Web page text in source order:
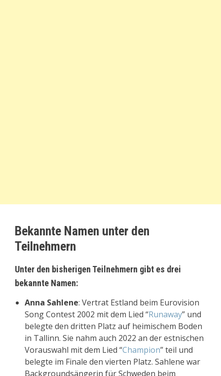
Bekannte Namen unter den
Teilnehmern
Unter den bisherigen Teilnehmern gibt es drei
bekannte Namen:
Anna Sahlene: Vertrat Estland beim Eurovision
Song Contest 2002 mit dem Lied “Runaway” und
belegte den dritten Platz auf heimischem Boden
in Tallinn. Sie nahm auch 2022 an der estnischen
Vorauswahl mit dem Lied “Champion” teil und
belegte im Finale den vierten Platz. Sahlene war
Backgroundsängerin für Schweden beim